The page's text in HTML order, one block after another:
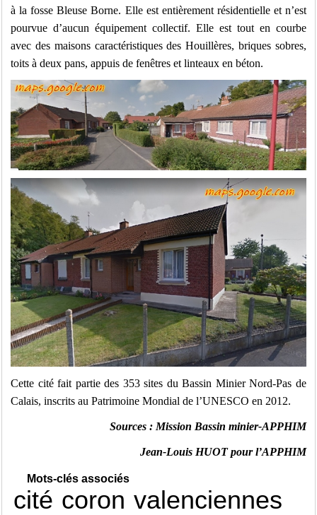
à la fosse Bleuse Borne. Elle est entièrement résidentielle et n’est
pourvue d’aucun équipement collectif. Elle est tout en courbe
avec des maisons caractéristiques des Houillères, briques sobres,
toits à deux pans, appuis de fenêtres et linteaux en béton.
Cette cité fait partie des 353 sites du Bassin Minier Nord-Pas de
Calais, inscrits au Patrimoine Mondial de l’UNESCO en 2012.
Sources : Mission Bassin minier-APPHIM
Jean-Louis HUOT pour l’APPHIM
Mots-clés associés
cité coron valenciennes